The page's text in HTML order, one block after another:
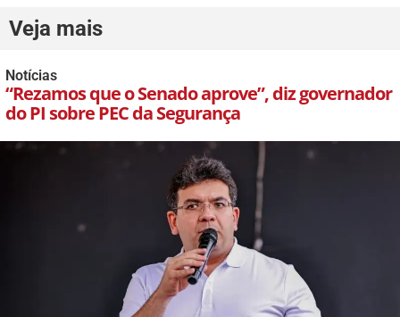
Veja mais
Notícias
“Rezamos que o Senado aprove”, diz governador
do PI sobre PEC da Segurança